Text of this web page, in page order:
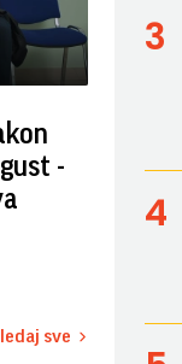
-
sve